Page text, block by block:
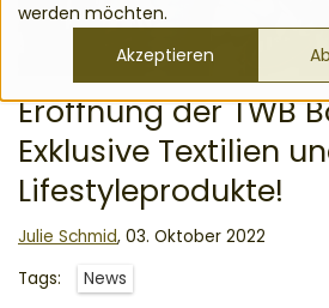
werden möchten.
Akzeptieren
Eröffnung der TWB
Exklusive Textilien
Lifestyleprodukte!
Julie Schmid, 03. Oktober 2022
Tags:
News